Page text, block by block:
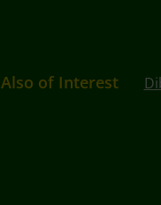
Also of Interest